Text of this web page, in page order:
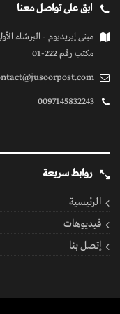
ابق على تواصل معنا
مبنى إيريديوم - البرشاء
مكتب رقم 222-01
0097145832243
روابط سريعة
الرئيسية
فيديوهات
إتصل بنا